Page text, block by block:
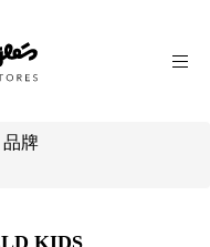
品牌
KIDS